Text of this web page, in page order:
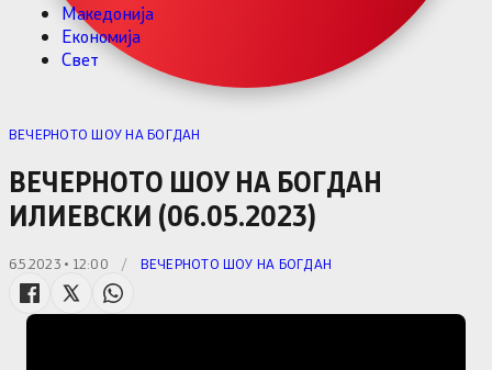
Македонија
Економија
Свет
ВЕЧЕРНОТО ШОУ НА БОГДАН
ВЕЧЕРНОТО ШОУ НА БОГДАН
ИЛИЕВСКИ (06.05.2023)
6.5.2023 • 12:00 / ВЕЧЕРНОТО ШОУ НА БОГДАН